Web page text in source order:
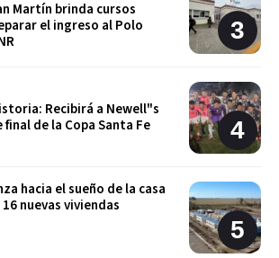
Martín brinda cursos
el ingreso al Polo
Recibirá a Newell"s
de la Copa Santa Fe
hacia el sueño de la casa
nuevas viviendas